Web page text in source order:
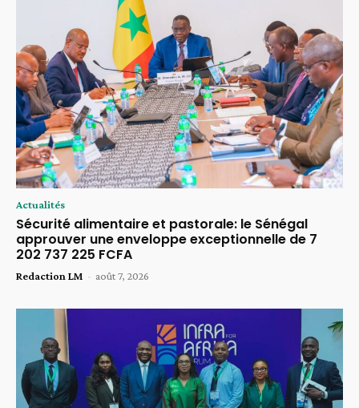
Actualités
Sécurité alimentaire et pastorale: le Sénégal
approuver une enveloppe exceptionnelle de 7
202 737 225 FCFA
Redaction LM - août 7, 2026